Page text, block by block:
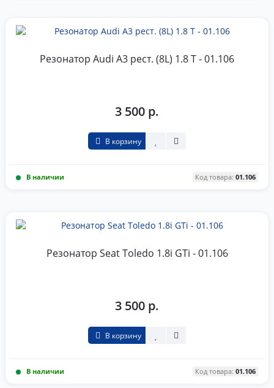
Резонатор Audi A3 рест. (8L) 1.8 T - 01.106
3 500 р.
В корзину
В наличии Код товара: 01.106
Резонатор Seat Toledo 1.8i GTi - 01.106
3 500 р.
В корзину
В наличии Код товара: 01.106